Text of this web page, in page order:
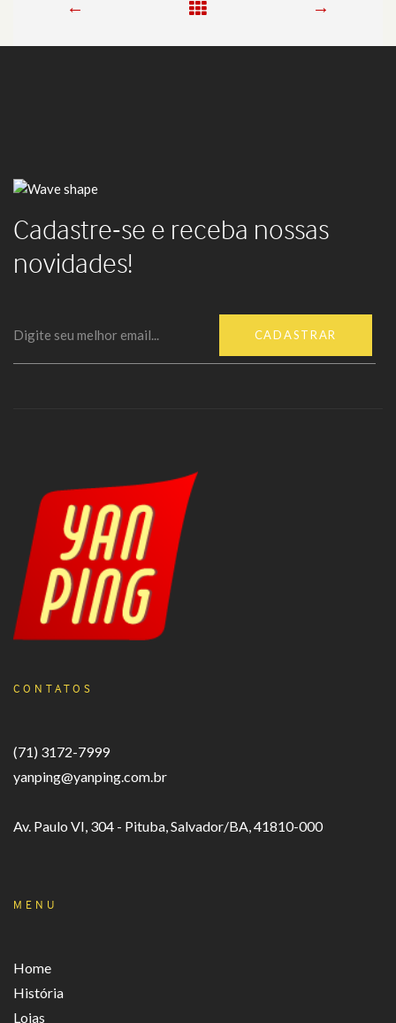
← →
Cadastre-se e receba nossas
novidades!
CADASTRAR
CONTATOS
(71) 3172-7999
yanping@yanping.com.br
Av. Paulo VI, 304 - Pituba, Salvador/BA, 41810-000
MENU
Home
História
Lojas